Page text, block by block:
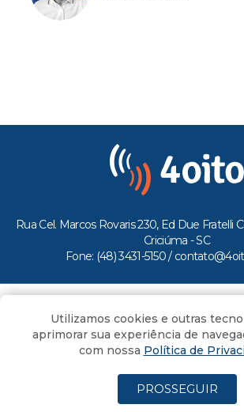
Rua Cel. Marcos Rovaris 230, Ed Due Fratelli
Criciúma - SC
Fone: (48) 3431-5150 /
Todos os direitos reservados ao
Utilizamos cookies e outras
aprimorar sua experiência de
com nossa Política de
PROSSEGUIR